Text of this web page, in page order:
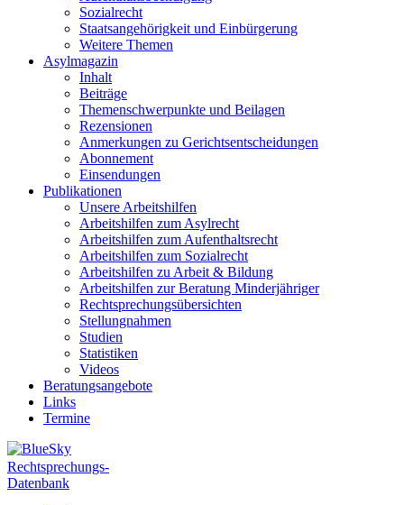
Sozialrecht
Staatsangehörigkeit und Einbürgerung
Weitere Themen
Asylmagazin
Inhalt
Beiträge
Themenschwerpunkte und Beilagen
Rezensionen
Anmerkungen zu Gerichtsentscheidungen
Abonnement
Einsendungen
Publikationen
Unsere Arbeitshilfen
Arbeitshilfen zum Asylrecht
Arbeitshilfen zum Aufenthaltsrecht
Arbeitshilfen zum Sozialrecht
Arbeitshilfen zu Arbeit & Bildung
Arbeitshilfen zur Beratung Minderjähriger
Rechtsprechungsübersichten
Stellungnahmen
Studien
Statistiken
Videos
Beratungsangebote
Links
Termine
Rechtsprechungs-
Datenbank